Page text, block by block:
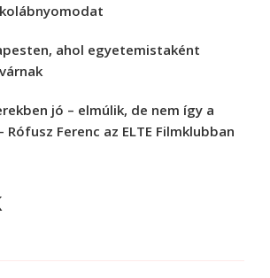
ahol egyetemistaként
jó – elmúlik, de nem így a
Rófusz Ferenc az ELTE Filmklubban